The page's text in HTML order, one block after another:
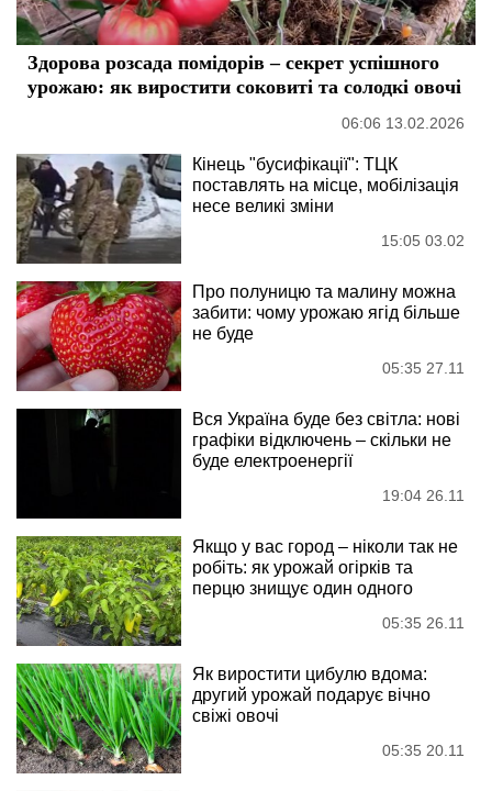
Здорова розсада помідорів – секрет успішного
урожаю: як виростити соковиті та солодкі овочі
06:06 13.02.2026
Кінець "бусифікації": ТЦК
поставлять на місце, мобілізація
несе великі зміни
15:05 03.02
Про полуницю та малину можна
забити: чому урожаю ягід більше
не буде
05:35 27.11
Вся Україна буде без світла: нові
графіки відключень – скільки не
буде електроенергії
19:04 26.11
Якщо у вас город – ніколи так не
робіть: як урожай огірків та
перцю знищує один одного
05:35 26.11
Як виростити цибулю вдома:
другий урожай подарує вічно
свіжі овочі
05:35 20.11